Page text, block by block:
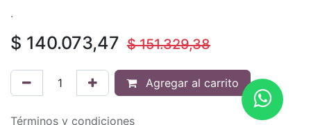
.
$ 140.073,47 $151.329,38
Agregar al carrito
Términos y condiciones